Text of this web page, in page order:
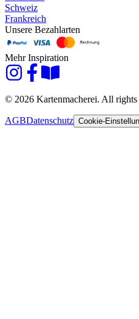
Schweiz
Frankreich
Unsere Bezahlarten
Mehr Inspiration
© 2026 Kartenmacherei. All rights
AGBDatenschutz Cookie-